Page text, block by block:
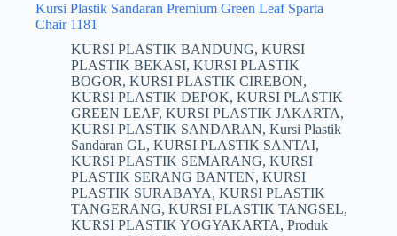
Kursi Plastik Sandaran Premium Green Leaf Sparta
Chair 1181
KURSI PLASTIK BANDUNG, KURSI
PLASTIK BEKASI, KURSI PLASTIK
BOGOR, KURSI PLASTIK CIREBON,
KURSI PLASTIK DEPOK, KURSI PLASTIK
GREEN LEAF, KURSI PLASTIK JAKARTA,
KURSI PLASTIK SANDARAN, Kursi Plastik
Sandaran GL, KURSI PLASTIK SANTAI,
KURSI PLASTIK SEMARANG, KURSI
PLASTIK SERANG BANTEN, KURSI
PLASTIK SURABAYA, KURSI PLASTIK
TANGERANG, KURSI PLASTIK TANGSEL,
KURSI PLASTIK YOGYAKARTA, Produk